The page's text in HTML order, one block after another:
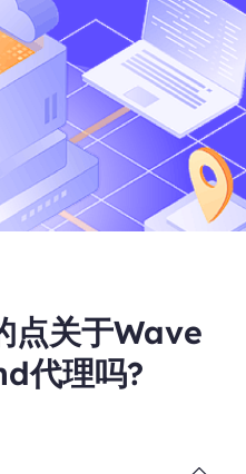
点关于Wave
代理吗?